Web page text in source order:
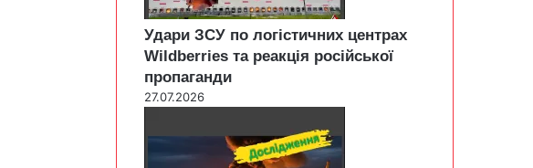
Удари ЗСУ по логістичних центрах
Wildberries та реакція російської
пропаганди
27.07.2026